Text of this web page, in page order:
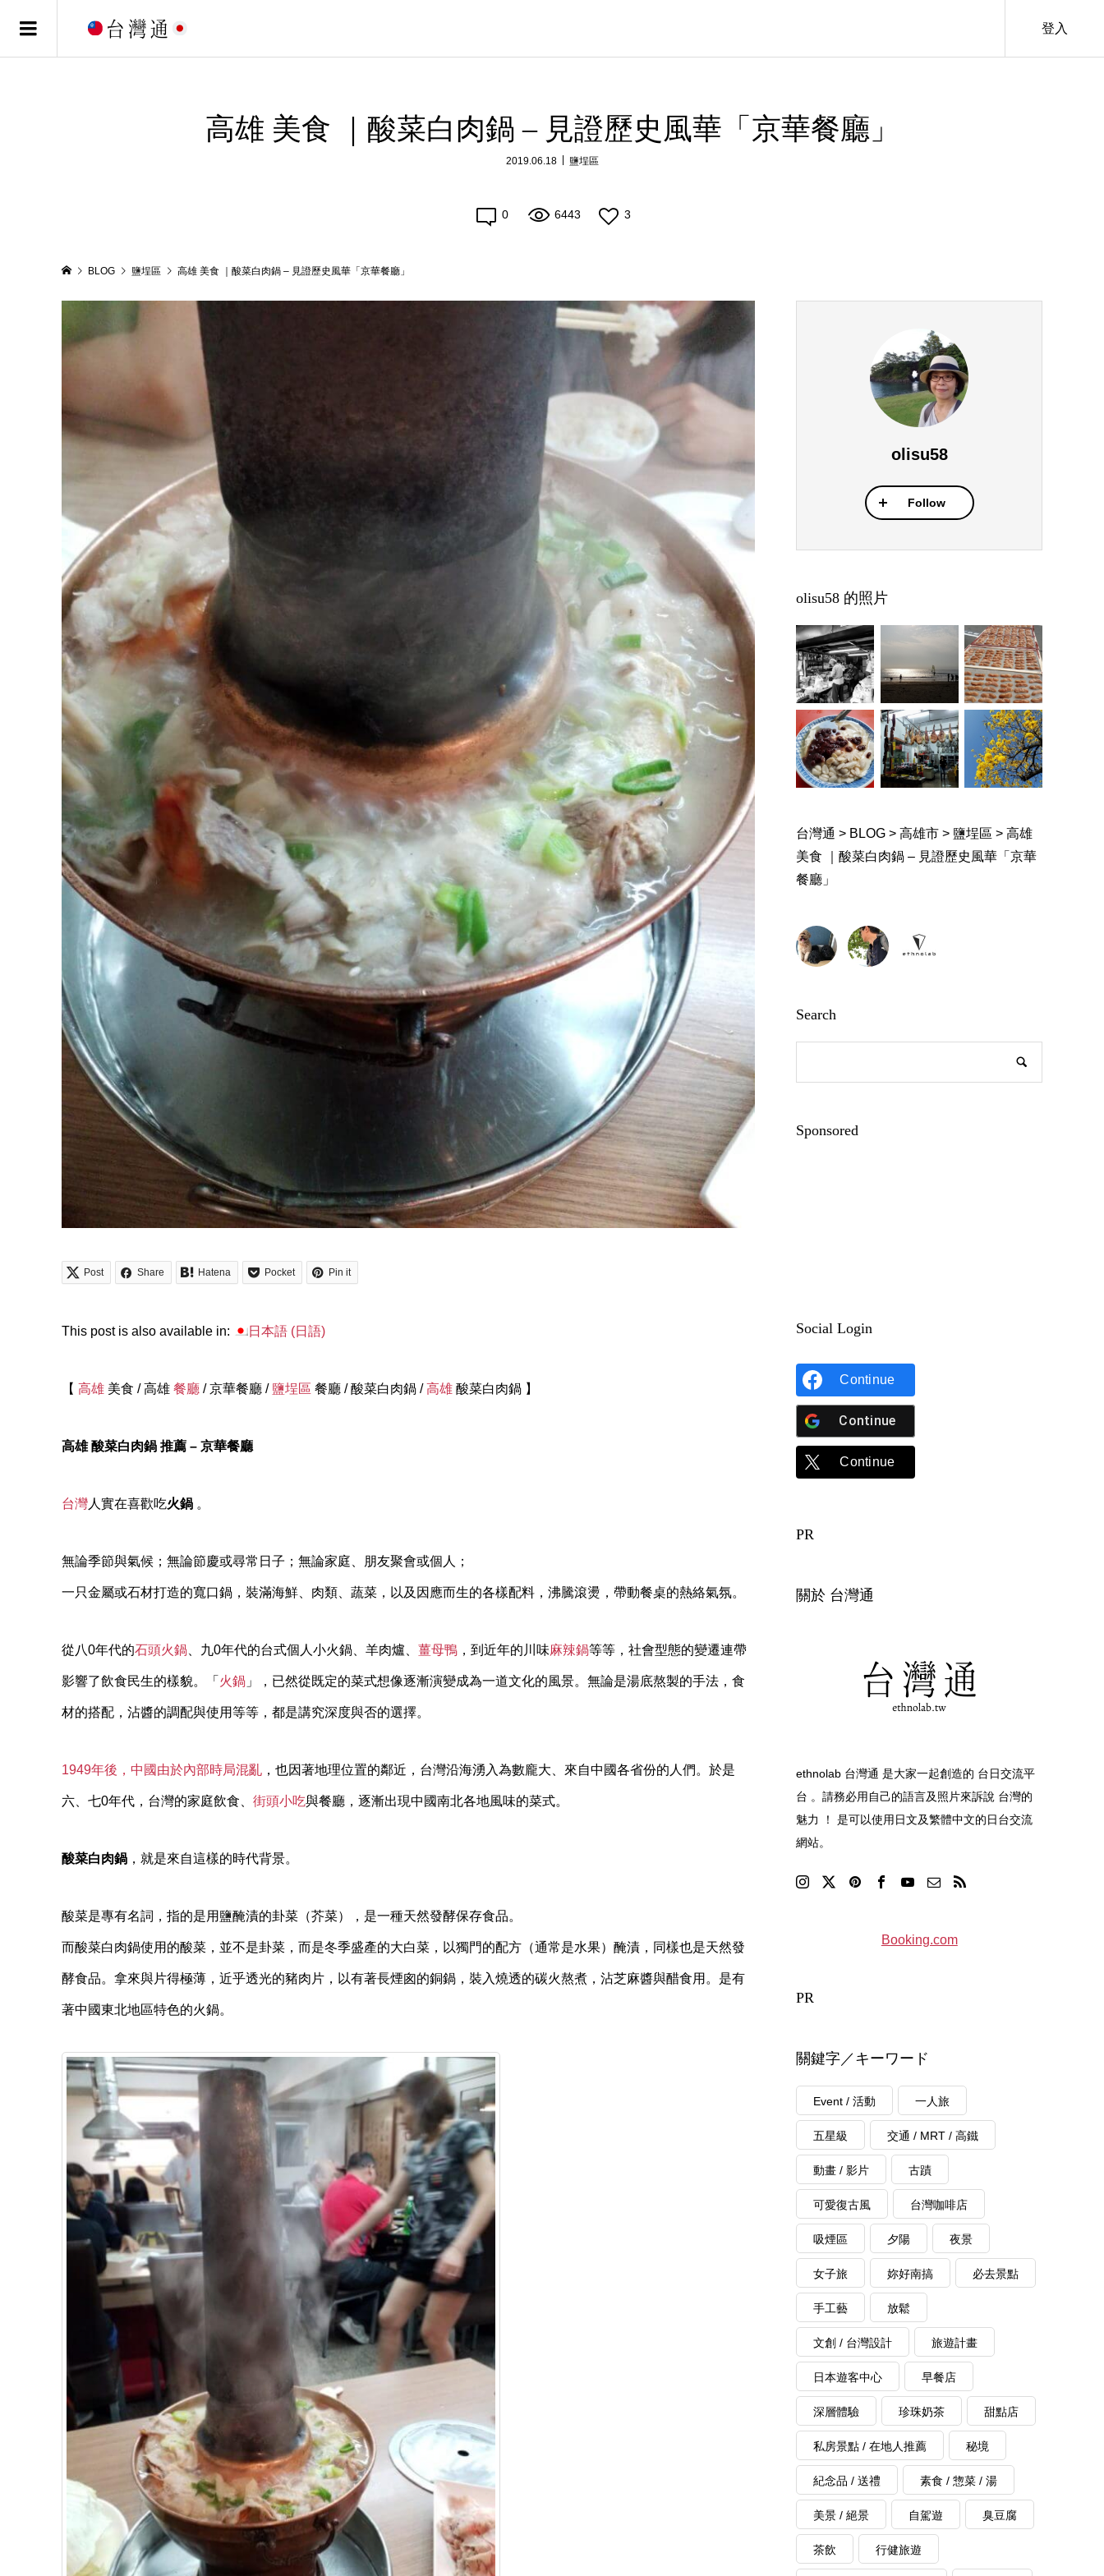
登入
高雄 美食 ｜酸菜白肉鍋 – 見證歷史風華「京華餐廳」
2019.06.18 鹽埕區
0 6443 3
BLOG 鹽埕區 高雄 美食 ｜酸菜白肉鍋 – 見證歷史風華「京華餐廳」
Post Share Hatena Pocket Pin it
This post is also available in: 日本語(日語)
【 高雄美食 / 高雄 餐廳/ 京華餐廳 / 鹽埕區 餐廳 / 酸菜白肉鍋 /高雄酸菜白肉鍋 】
高雄 酸菜白肉鍋 推薦 – 京華餐廳
台灣人實在喜歡吃火鍋。
無論季節與氣候；無論節慶或尋常日子；無論家庭、朋友聚會或個人；
一只金屬或石材打造的寬口鍋，裝滿海鮮、肉類、蔬菜，以及因應而生的各樣配料，沸騰滾燙，帶動餐桌的熱絡氣氛。
從八0年代的石頭火鍋、九0年代的台式個人小火鍋、羊肉爐、 薑母鴨，到近年的川味麻辣鍋等等，社會型態的變遷連帶
影響了飲食民生的樣貌。「 火鍋」，已然從既定的菜式想像逐漸演變成為一道文化的風景。無論是湯底熬製的手法，食
材的搭配，沾醬的調配與使用等等，都是講究深度與否的選擇。
1949年後，中國由於內部時局混亂，也因著地理位置的鄰近，台灣沿海湧入為數龐大、來自中國各省份的人們。於是
六、七0年代，台灣的家庭飲食、 街頭小吃與餐廳，逐漸出現中國南北各地風味的菜式。
酸菜白肉鍋，就是來自這樣的時代背景。
酸菜是專有名詞，指的是用鹽醃漬的卦菜（芥菜），是一種天然發酵保存食品。
而酸菜白肉鍋使用的酸菜，並不是卦菜，而是冬季盛產的大白菜，以獨門的配方（通常是水果）醃漬，同樣也是天然發
酵食品。拿來與片得極薄，近乎透光的豬肉片，以有著長煙囪的銅鍋，裝入燒透的碳火熬煮，沾芝麻醬與醋食用。是有
著中國東北地區特色的火鍋。
olisu58
Follow
olisu58 的照片
台灣通 > BLOG >高雄市 > 鹽埕區 >高雄
美食 ｜酸菜白肉鍋 – 見證歷史風華「京華
餐廳」
Search
Sponsored
Social Login
Continue
Continue
Continue
PR
關於 台灣通
ethnolab 台灣通 是大家一起創造的 台日交流平
台 。請務必用自己的語言及照片來訴說 台灣的
魅力 ！ 是可以使用日文及繁體中文的日台交流
網站。
Booking.com
PR
關鍵字／キーワード
Event / 活動 一人旅
五星級 交通 / MRT / 高鐵
動畫 / 影片 古蹟
可愛復古風 台灣咖啡店
吸煙區 夕陽 夜景
女子旅 妳好南搞 必去景點
手工藝 放鬆
文創 / 台灣設計 旅遊計畫
日本遊客中心 早餐店
深層體驗 珍珠奶茶 甜點店
私房景點 / 在地人推薦 秘境
紀念品 / 送禮 素食 / 惣菜 / 湯
美景 / 絕景 自駕遊 臭豆腐
茶飲 行健旅遊